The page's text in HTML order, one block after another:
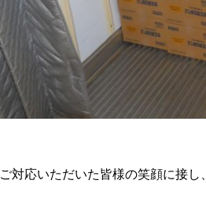
ご対応いただいた皆様の笑顔に接し